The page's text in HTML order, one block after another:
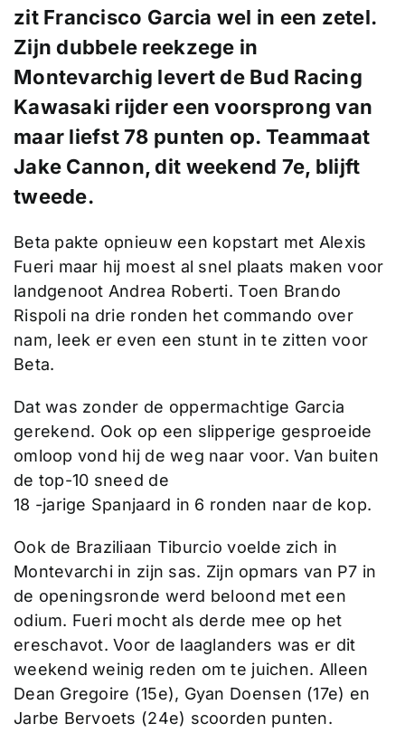
zit Francisco Garcia wel in een zetel.
Zijn dubbele reekzege in
Montevarchig levert de Bud Racing
Kawasaki rijder een voorsprong van
maar liefst 78 punten op. Teammaat
Jake Cannon, dit weekend 7e, blijft
tweede.
Beta pakte opnieuw een kopstart met Alexis
Fueri maar hij moest al snel plaats maken voor
landgenoot Andrea Roberti. Toen Brando
Rispoli na drie ronden het commando over
nam, leek er even een stunt in te zitten voor
Beta.
Dat was zonder de oppermachtige Garcia
gerekend. Ook op een slipperige gesproeide
omloop vond hij de weg naar voor. Van buiten
de top-10 sneed de
18 -jarige Spanjaard in 6 ronden naar de kop.
Ook de Braziliaan Tiburcio voelde zich in
Montevarchi in zijn sas. Zijn opmars van P7 in
de openingsronde werd beloond met een
odium. Fueri mocht als derde mee op het
ereschavot. Voor de laaglanders was er dit
weekend weinig reden om te juichen. Alleen
Dean Gregoire (15e), Gyan Doensen (17e) en
Jarbe Bervoets (24e) scoorden punten.